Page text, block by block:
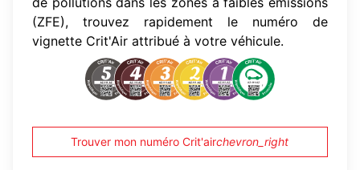
(ZFE), trouvez rapidement le numéro de
vignette Crit'Air attribué à votre véhicule.
Trouver mon numéro Crit'airchevron_right